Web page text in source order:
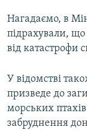
Нагадаємо, в
підрахували, що
від катастрофи
У відомстві
призведе до
морських
забруднення